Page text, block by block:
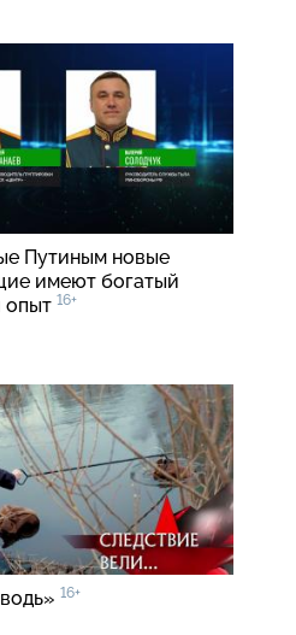
Путиным новые
имеют богатый
опыт 16+
16+